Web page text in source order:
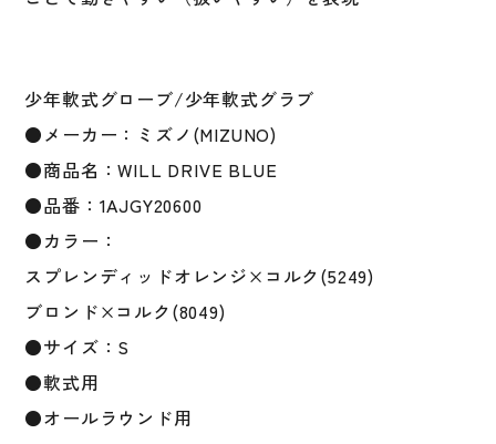
ュ
オ
ー
ル
ラ
ウ
ン
ド
用
サ
イ
ズ
S
個
少年軟式グローブ/少年軟式グラブ
●メーカー：ミズノ(MIZUNO)
●商品名：WILL DRIVE BLUE
●品番：1AJGY20600
●カラー：
スプレンディッドオレンジ×コルク(5249)
ブロンド×コルク(8049)
●サイズ：S
●軟式用
●オールラウンド用